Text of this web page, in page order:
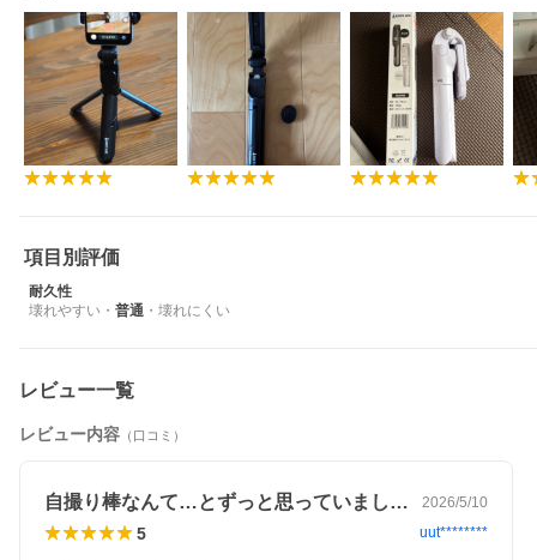
【スマホスタンド】
【Webカメラ】
項目別評価
耐久性
壊れやすい ・ 普通 ・ 壊れにくい
レビュー一覧
レビュー内容 （口コミ）
自撮り棒なんて…とずっと思っていました… 2026/5/10
5 uut********